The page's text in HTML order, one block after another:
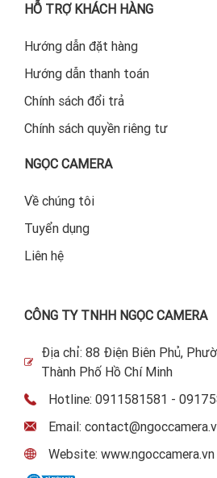
HỖ TRỢ KHÁCH HÀNG
Hướng dẫn đặt hàng
Hướng dẫn thanh toán
Chính sách đổi trả
Chính sách quyền riêng tư
NGỌC CAMERA
Về chúng tôi
Tuyển dụng
Liên hệ
CÔNG TY TNHH NGỌC CAMERA
Địa chỉ: 88 Điện Biên Phủ,
Thành Phố Hồ Chí Minh
Hotline: 0911581581 -
Email:
Website: www.ngoccamera.vn